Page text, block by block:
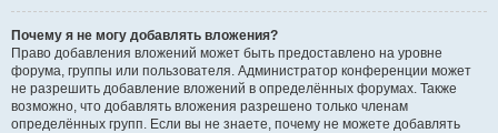
Почему я не могу добавлять вложения?
Право добавления вложений может быть предоставлено на уровне
форума, группы или пользователя. Администратор конференции может
не разрешить добавление вложений в определённых форумах. Также
возможно, что добавлять вложения разрешено только членам
определённых групп. Если вы не знаете, почему не можете добавлять